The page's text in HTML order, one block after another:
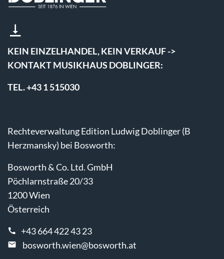
KEIN EINZELHANDEL, KEIN VERKAUF ->
KONTAKT MUSIKHAUS DOBLINGER:
TEL. +43 1 515030
Rechteverwaltung Edition Ludwig Doblinger (B
Herzmansky) bei Bosworth:
Bosworth & Co. Ltd. GmbH
Pöchlarnstraße 20/33
1200 Wien
Österreich
+43 664 422 43 23
bosworth.wien@bosworth.at